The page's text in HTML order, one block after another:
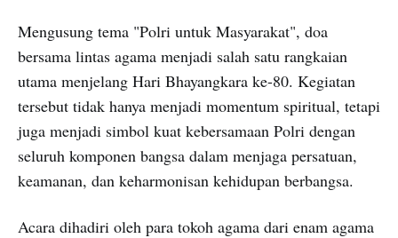
Mengusung tema "Polri untuk Masyarakat", doa
bersama lintas agama menjadi salah satu rangkaian
utama menjelang Hari Bhayangkara ke-80. Kegiatan
tersebut tidak hanya menjadi momentum spiritual, tetapi
juga menjadi simbol kuat kebersamaan Polri dengan
seluruh komponen bangsa dalam menjaga persatuan,
keamanan, dan keharmonisan kehidupan berbangsa.
Acara dihadiri oleh para tokoh agama dari enam agama